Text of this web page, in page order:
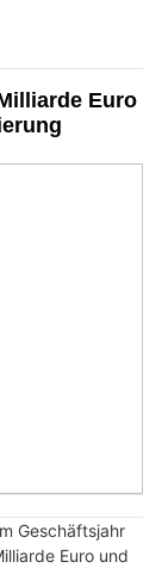
Euro
Geschäftsjahr
Euro und